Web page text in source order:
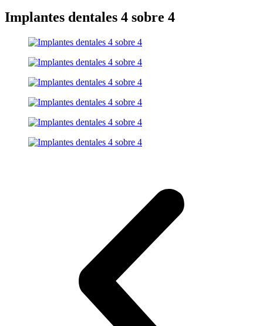
Implantes dentales 4 sobre 4